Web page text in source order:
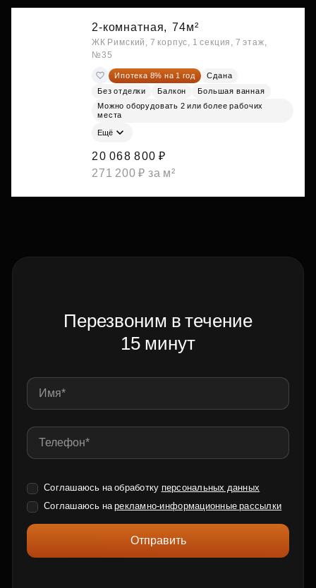
2-комнатная, 74м²
ЖК Римский, 7 корпус, 1 секция, 7 этаж,
№35
Ипотека 8% на 1 год
Сдана
Без отделки
Балкон
Большая ванная
Можно оборудовать 2 или более рабочих
места
Ещё
20 068 800 ₽
271 200 ₽ за м²
Перезвоним в течение
15 минут
Соглашаюсь на обработку персональных данных
Соглашаюсь нарекламно-информационные рассылки
Отправить